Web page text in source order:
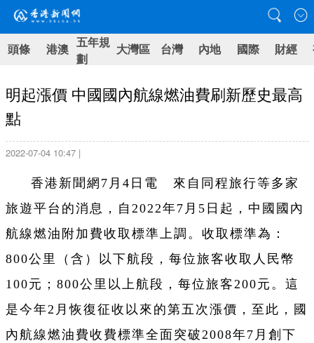
頭條 港澳 五年規
劃
大灣區 台灣 內地 國際 財經
明起漲價 中國國內航線燃油費刷新歷史最高
點
2022-07-04 10:47 |
香港新聞網7月4日電 來自同程旅行等多家
旅遊平台的消息，自2022年7月5日起，中國國內
航線燃油附加費收取標準上調。收取標準為：
800公里（含）以下航段，每位旅客收取人民幣
100元；800公里以上航段，每位旅客200元。這
是今年2月恢復征收以來的第五次漲價，至此，國
內航線燃油費收費標準全面突破2008年7月創下